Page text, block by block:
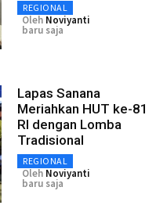
REGIONAL
Oleh Noviyanti
baru saja
Lapas Sanana
Meriahkan HUT ke-81
RI dengan Lomba
Tradisional
REGIONAL
Oleh Noviyanti
baru saja